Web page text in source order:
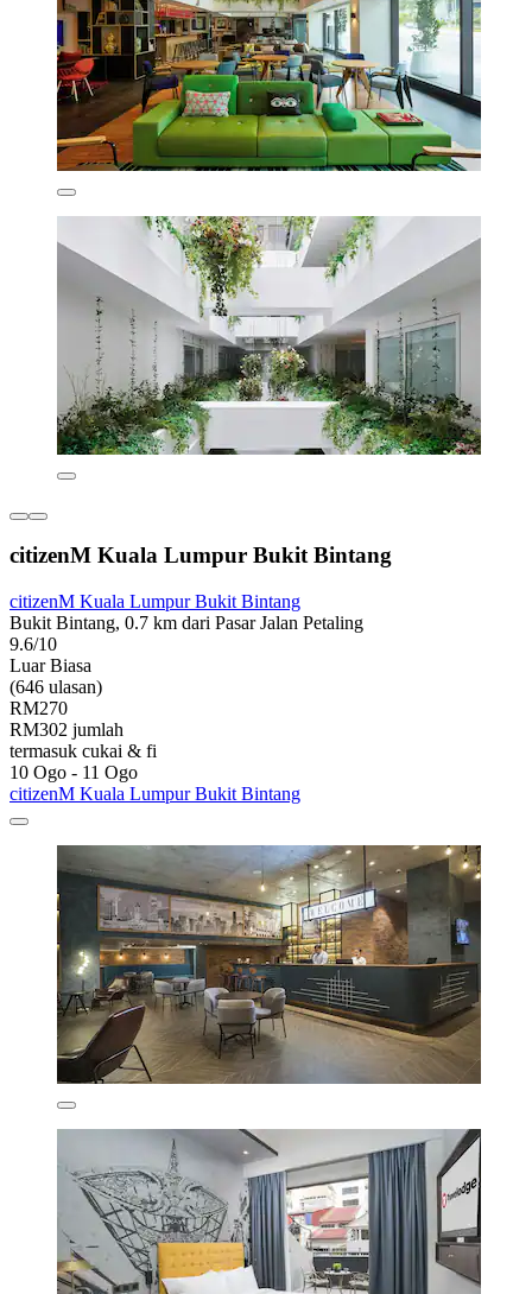
citizenM Kuala Lumpur Bukit Bintang
citizenM Kuala Lumpur Bukit Bintang
Bukit Bintang, 0.7 km dari Pasar Jalan Petaling
9.6/10
Luar Biasa
(646 ulasan)
RM270
RM302 jumlah
termasuk cukai & fi
10 Ogo - 11 Ogo
citizenM Kuala Lumpur Bukit Bintang